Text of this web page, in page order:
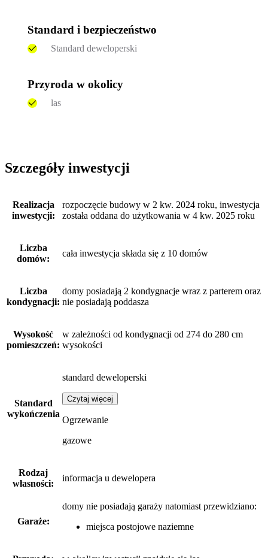
Standard i bezpieczeństwo
Standard deweloperski
Przyroda w okolicy
las
Szczegóły inwestycji
Realizacja
inwestycji:
rozpoczęcie budowy w 2 kw. 2024 roku, inwestycja
została oddana do użytkowania w 4 kw. 2025 roku
Liczba
domów:
cała inwestycja składa się z 10 domów
Liczba
kondygnacji:
domy posiadają 2 kondygnacje wraz z parterem oraz
nie posiadają poddasza
Wysokość
pomieszczeń:
w zależności od kondygnacji od 274 do 280 cm
wysokości
Standard
wykończenia
standard deweloperski
Czytaj więcej
Ogrzewanie
gazowe
Rodzaj
własności:
informacja u dewelopera
Garaże:
domy nie posiadają garaży natomiast przewidziano:
miejsca postojowe naziemne